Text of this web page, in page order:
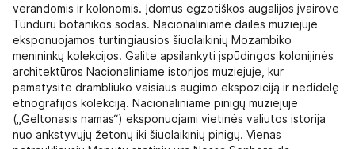
verandomis ir kolonomis. Įdomus egzotiškos augalijos įvairove
Tunduru botanikos sodas. Nacionaliniame dailės muziejuje
eksponuojamos turtingiausios šiuolaikinių Mozambiko
menininkų kolekcijos. Galite apsilankyti įspūdingos kolonijinės
architektūros Nacionaliniame istorijos muziejuje, kur
pamatysite drambliuko vaisiaus augimo ekspoziciją ir nedidelę
etnografijos kolekciją. Nacionaliniame pinigų muziejuje
(„Geltonasis namas“) eksponuojami vietinės valiutos istorija
nuo ankstyvųjų žetonų iki šiuolaikinių pinigų. Vienas